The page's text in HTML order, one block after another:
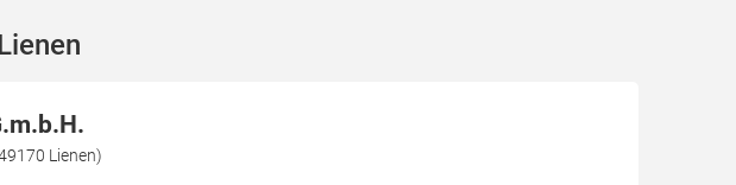
Lienen)